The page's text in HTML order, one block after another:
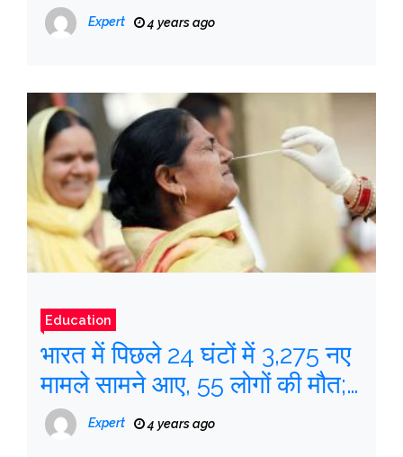
Expert 4 years ago
Education
भारत में पिछले 24 घंटों में 3,275 नए
मामले सामने आए, 55 लोगों की मौत;
सक्रिय मामले बढ़कर 19,719 हो गए
Expert 4 years ago